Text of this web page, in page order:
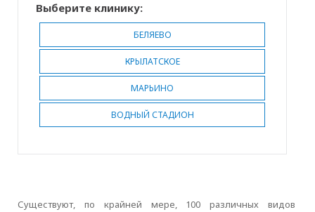
Выберите клинику:
БЕЛЯЕВО
КРЫЛАТСКОЕ
МАРЬИНО
ВОДНЫЙ СТАДИОН
Существуют, по крайней мере, 100 различных видов